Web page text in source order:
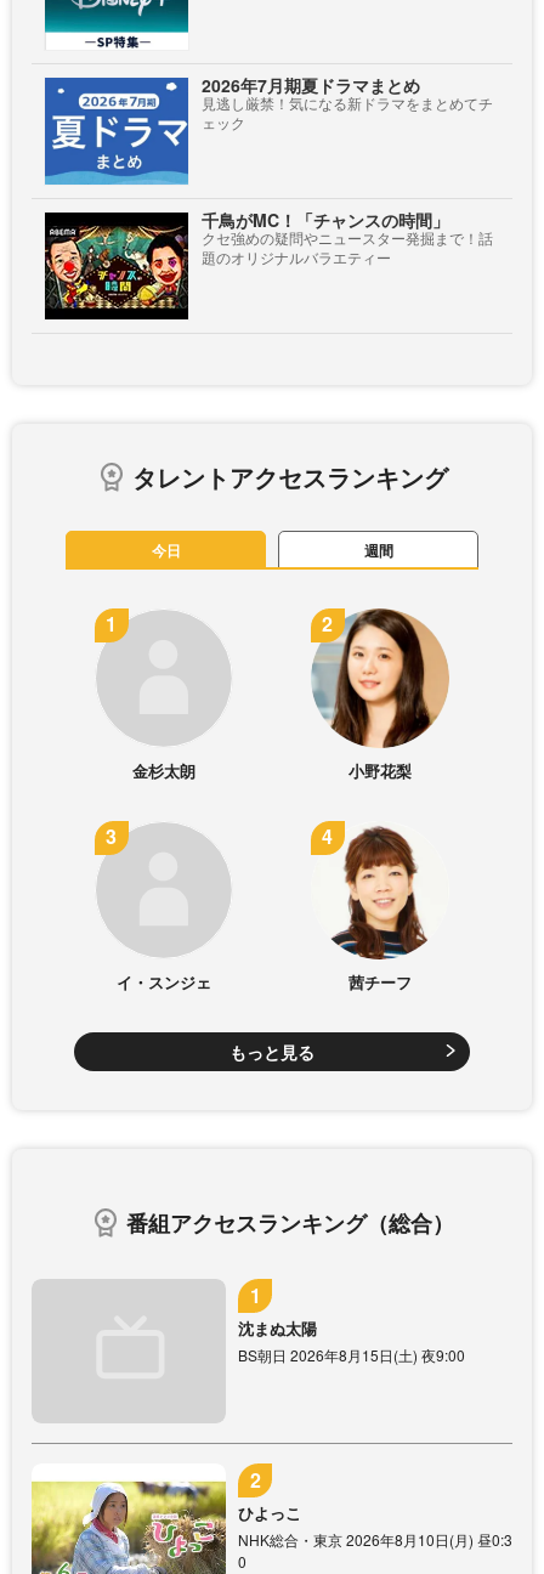
2026年7月期夏ドラマまとめ
見逃し厳禁！気になる新ドラマをまとめてチ
ェック
千鳥がMC！「チャンスの時間」
クセ強めの疑問やニュースター発掘まで！話
題のオリジナルバラエティー
タレントアクセスランキング
今日 週間
金杉太朗 小野花梨
イ・スンジェ 茜チーフ
もっと見る
番組アクセスランキング（総合）
沈まぬ太陽
BS朝日 2026年8月15日(土) 夜9:00
ひよっこ
NHK総合・東京 2026年8月10日(月) 昼0:3
0